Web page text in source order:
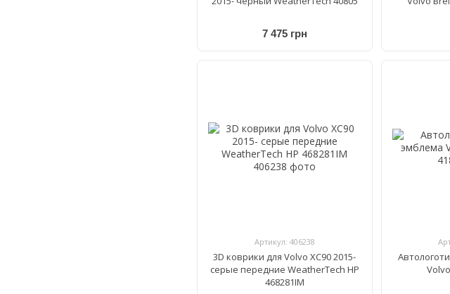
7 475 грн
Артикул: 406238
3D коврики для Volvo XC90 2015-
cерые передние WeatherTech HP
468281IM